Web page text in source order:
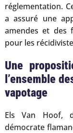
réglementation.
a assuré une
amendes et des
pour les
Une
l’ensemble
vapotage
Els Van Hoof,
démocrate